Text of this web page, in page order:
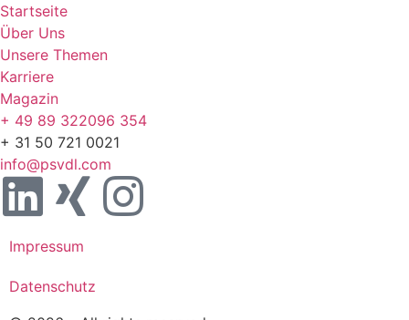
Startseite
Über Uns
Unsere Themen
Karriere
Magazin
+ 49 89 322096 354
+ 31 50 721 0021
info@psvdl.com
Datenschutz
Impressum